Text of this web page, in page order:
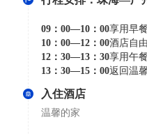
09：00—10：00享用早餐
10：00—12：00酒店自
12：30—13：30享用午餐
13：30—15：00返回温
入住酒店
温馨的家